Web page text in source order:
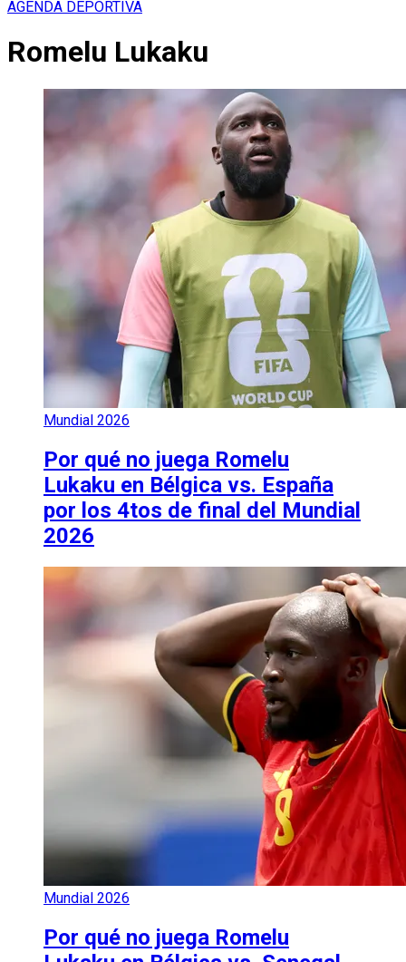
AGENDA DEPORTIVA
Romelu Lukaku
Mundial 2026
Por qué no juega Romelu
Lukaku en Bélgica vs. España
por los 4tos de final del Mundial
2026
Mundial 2026
Por qué no juega Romelu